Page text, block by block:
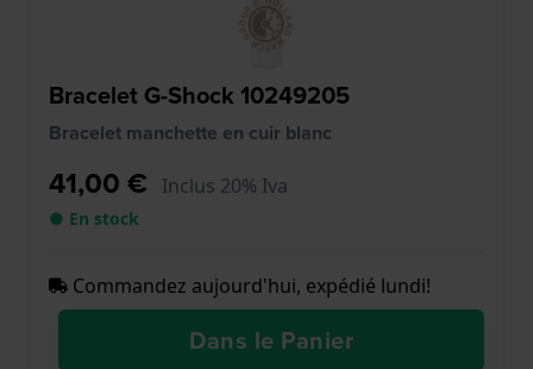
Bracelet G-Shock 10249205
Bracelet manchette en cuir blanc
41,00 € Inclus 20% Iva
● En stock
Commandez aujourd'hui, expédié lundi!
Dans le Panier